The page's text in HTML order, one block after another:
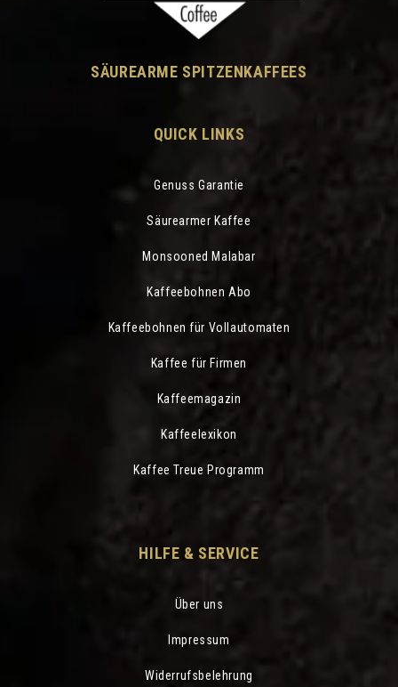
SÄUREARME SPITZENKAFFEES
QUICK LINKS
Genuss Garantie
Säurearmer Kaffee
Monsooned Malabar
Kaffeebohnen Abo
Kaffeebohnen für Vollautomaten
Kaffee für Firmen
Kaffeemagazin
Kaffeelexikon
Kaffee Treue Programm
HILFE & SERVICE
Über uns
Impressum
Widerrufsbelehrung